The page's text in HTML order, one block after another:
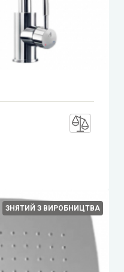
ЗНЯТИЙ З ВИРОБНИЦТВА